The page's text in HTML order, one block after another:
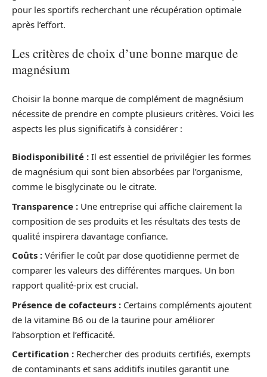
pour les sportifs recherchant une récupération optimale
après l’effort.
Les critères de choix d’une bonne marque de
magnésium
Choisir la bonne marque de complément de magnésium
nécessite de prendre en compte plusieurs critères. Voici les
aspects les plus significatifs à considérer :
Biodisponibilité : Il est essentiel de privilégier les formes
de magnésium qui sont bien absorbées par l’organisme,
comme le bisglycinate ou le citrate.
Transparence : Une entreprise qui affiche clairement la
composition de ses produits et les résultats des tests de
qualité inspirera davantage confiance.
Coûts : Vérifier le coût par dose quotidienne permet de
comparer les valeurs des différentes marques. Un bon
rapport qualité-prix est crucial.
Présence de cofacteurs : Certains compléments ajoutent
de la vitamine B6 ou de la taurine pour améliorer
l’absorption et l’efficacité.
Certification : Rechercher des produits certifiés, exempts
de contaminants et sans additifs inutiles garantit une